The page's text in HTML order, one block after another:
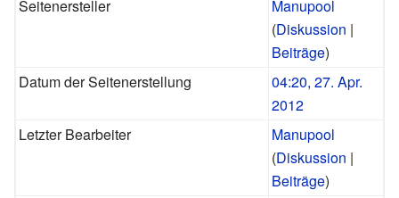
Seitenersteller
Manupool
(Diskussion |
Beiträge)
Datum der Seitenerstellung
04:20, 27. Apr.
2012
Letzter Bearbeiter
Manupool
(Diskussion |
Beiträge)